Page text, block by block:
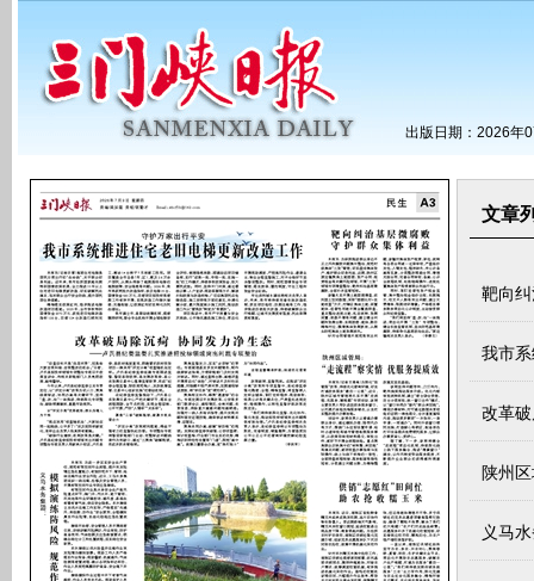
出版日期：2026年
文章
靶向
我市
改革
陕州
义马